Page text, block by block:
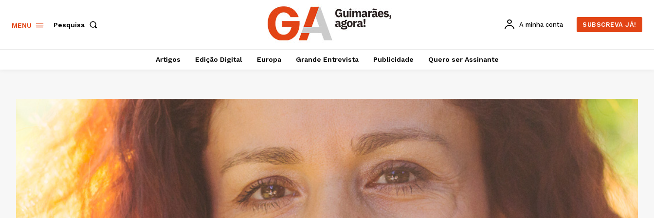
MENU Pesquisa A minha conta SUBSCREVA JÁ!
Artigos Edição Digital Europa Grande Entrevista Publicidade Quero ser Assinante